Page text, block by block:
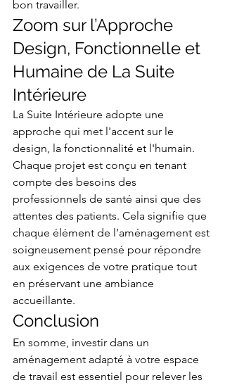
bon travailler.
Zoom sur l’Approche
Design, Fonctionnelle et
Humaine de La Suite
Intérieure
La Suite Intérieure adopte une
approche qui met l'accent sur le
design, la fonctionnalité et l'humain.
Chaque projet est conçu en tenant
compte des besoins des
professionnels de santé ainsi que des
attentes des patients. Cela signifie que
chaque élément de l’aménagement est
soigneusement pensé pour répondre
aux exigences de votre pratique tout
en préservant une ambiance
accueillante.
Conclusion
En somme, investir dans un
aménagement adapté à votre espace
de travail est essentiel pour relever les